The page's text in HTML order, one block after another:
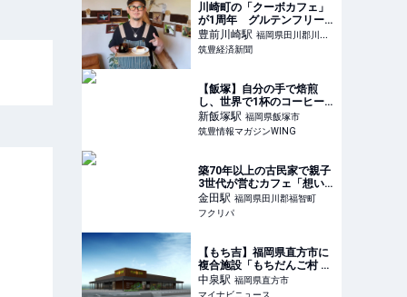
川崎町の「クーボカフェ」
が1周年 グルテンフリー
の手作りケーキも
豊前川崎駅 福岡県田川郡川崎
町
筑豊経済新聞
【飯塚】自分の手で焙煎
し、世界で1杯のコーヒー
を！つむぎ珈琲の焙煎体験
- 筑豊情報マガジンWING
新飯塚駅 福岡県飯塚市
筑豊情報マガジンWING
築70年以上の古民家で親子
3世代が営むカフェ「想い
堂」【福岡県福智町】
金田駅 福岡県田川郡福智町
フクリパ
【もち吉】福岡県直方市に
複合施設「もちだんご村 も
ち吉工場直売所」3月オー
プンへ - できたての米菓や
中泉駅 福岡県直方市
マイナビニュース